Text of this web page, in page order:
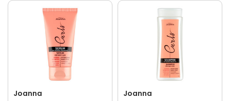
Joanna Joanna